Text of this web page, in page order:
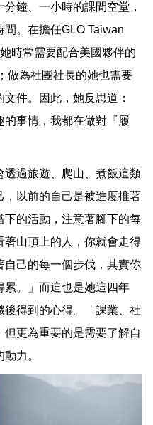
鐘、一小時的課間空堂，
。在擔任GLO Taiwan
時常需要配合美國夥伴的
做為社團社長的她也需要
件。因此，她反思道：
的事情，我都在做對『履
過旅遊、爬山、煮飯這類
以前的自己是被進度推著
下的活動，注意著腳下的每
山頂上的人，你就會走得
己的每一個步伐，其實你
累。」而這也是她這四年
後得到的心得。「課業、社
更為重要的是需要了解自
力。